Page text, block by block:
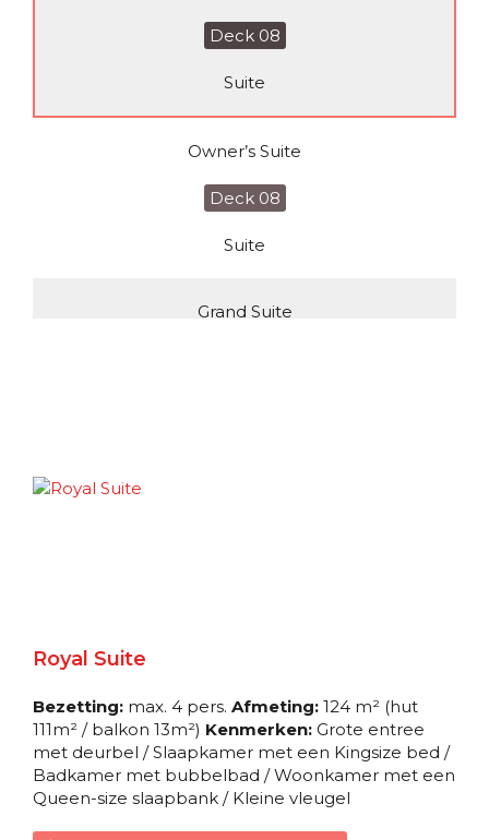
Deck 08
Suite
Owner’s Suite
Deck 08
Suite
Grand Suite
Suite
Junior Suite
Royal Suite
Bezetting: max. 4 pers. Afmeting: 124 m² (hut
111m² / balkon 13m²) Kenmerken: Grote entree
met deurbel / Slaapkamer met een Kingsize bed /
Badkamer met bubbelbad / Woonkamer met een
Queen-size slaapbank / Kleine vleugel